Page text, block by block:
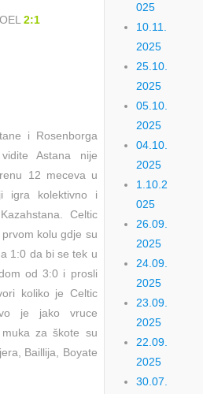
2:1
i Rosenborga
Astana nije
12 meceva u
igra kolektivno i
Celtic
kolu gdje su
1:0 da bi se tek u
od 3:0 i prosli
koliko je Celtic
je jako vruce
za škote su
Baillija, Boyate
025
10.11.
2025
25.10.
2025
05.10.
2025
04.10.
2025
1.10.2
025
26.09.
2025
24.09.
2025
23.09.
2025
22.09.
2025
30.07.